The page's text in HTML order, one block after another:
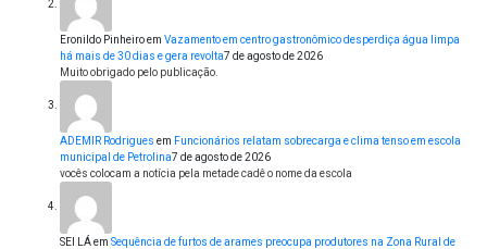
Eronildo Pinheiroem Vazamento em centro gastronômico desperdiça água limpa
há mais de 30 dias e gera revolta7 de agosto de 2026
Muito obrigado pelo publicação.
ADEMIR Rodrigues em Funcionários relatam sobrecarga e clima tenso em escola
municipal de Petrolina7 de agosto de 2026
vocês colocam a notícia pela metade cadê o nome da escola
SEI LÁem Sequência de furtos de arames preocupa produtores na Zona Rural de